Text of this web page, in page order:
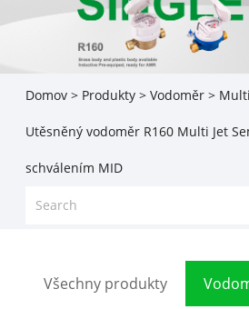
Domov > Produkty> Vodoměr>
Utěsněný vodoměr R160 Multi Jet
schválením MID
Všechny produkty